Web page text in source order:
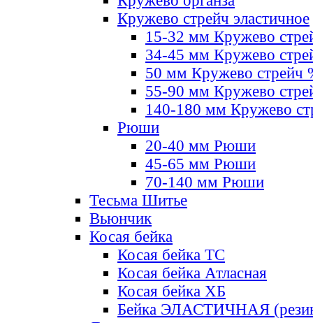
Кружево стрейч эластичное
15-32 мм Кружево
34-45 мм Кружево
50 мм Кружево стрейч
55-90 мм Кружево
140-180 мм Кружево
Рюши
20-40 мм Рюши
45-65 мм Рюши
70-140 мм Рюши
Тесьма Шитье
Вьюнчик
Косая бейка
Косая бейка ТС
Косая бейка Атласная
Косая бейка ХБ
Бейка ЭЛАСТИЧНАЯ